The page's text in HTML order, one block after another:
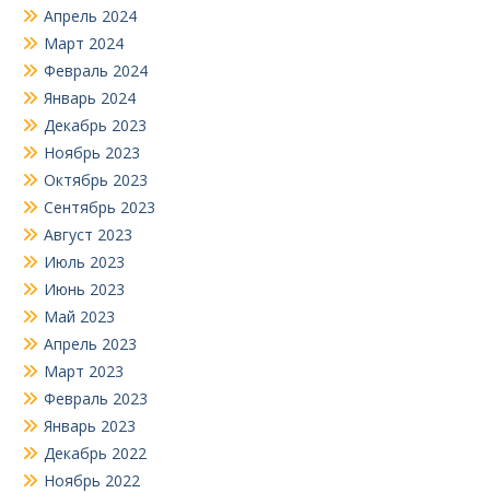
Апрель 2024
Март 2024
Февраль 2024
Январь 2024
Декабрь 2023
Ноябрь 2023
Октябрь 2023
Сентябрь 2023
Август 2023
Июль 2023
Июнь 2023
Май 2023
Апрель 2023
Март 2023
Февраль 2023
Январь 2023
Декабрь 2022
Ноябрь 2022